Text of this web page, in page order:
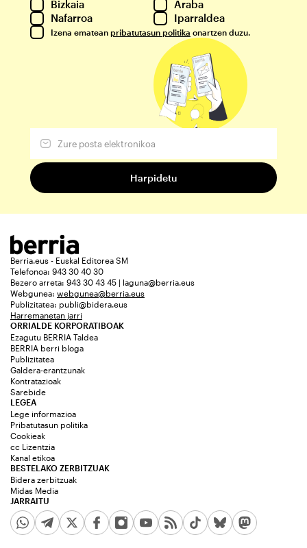
Bizkaia
Araba
Nafarroa
Iparraldea
Izena ematean pribatutasun politika onartzen duzu.
Berria.eus - Euskal Editorea SM
Telefonoa: 943 30 40 30
Bezero arreta: 943 30 43 45 | laguna@berria.eus
Webgunea: webgunea@berria.eus
Publizitatea: publi@bidera.eus
Harremanetan jarri
ORRIALDE KORPORATIBOAK
Ezagutu BERRIA Taldea
BERRIA berri bloga
Publizitatea
Galdera-erantzunak
Kontratazioak
Sarebide
JARRAITU
LEGEA
Lege informazioa
Pribatutasun politika
Cookieak
cc Lizentzia
Kanal etikoa
BESTELAKO ZERBITZUAK
Bidera zerbitzuak
Midas Media